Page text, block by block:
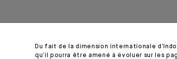
aussi
Du fait de la dimension internationale
qu’il pourra être amené à évoluer sur les